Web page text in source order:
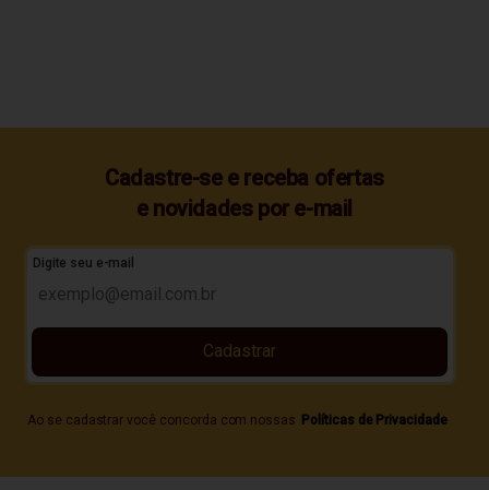
Cadastre-se e receba ofertas
e novidades por e-mail
Digite seu e-mail
Ao se cadastrar você concorda com nossas Políticas de Privacidade
Cadastrar